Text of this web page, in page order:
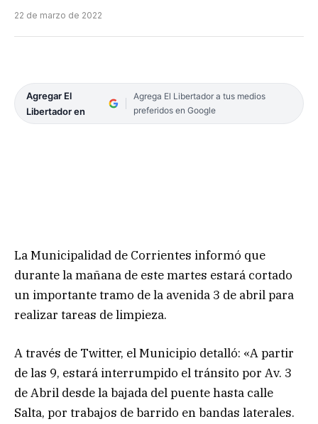
22 de marzo de 2022
Agregar El
Libertador en
Agrega El Libertador a tus medios
preferidos en Google
La Municipalidad de Corrientes informó que
durante la mañana de este martes estará cortado
un importante tramo de la avenida 3 de abril para
realizar tareas de limpieza.
A través de Twitter, el Municipio detalló: «A partir
de las 9, estará interrumpido el tránsito por Av. 3
de Abril desde la bajada del puente hasta calle
Salta, por trabajos de barrido en bandas laterales.